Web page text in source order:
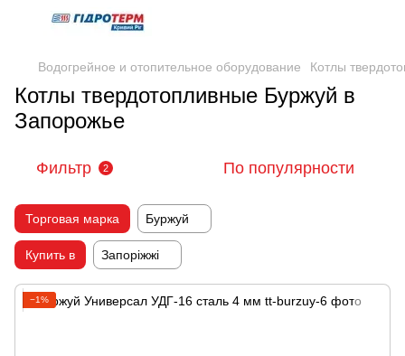
Водогрейное и отопительное оборудование Котлы
Котлы твердотопливные Буржуй в
Запорожье
Фильтр 2 По популярности
Торговая марка Буржуй
Купить в Запоріжжі
−1%